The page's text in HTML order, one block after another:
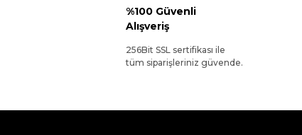
%100 Güvenli
Alışveriş
256Bit SSL sertifikası ile
tüm siparişleriniz güvende.